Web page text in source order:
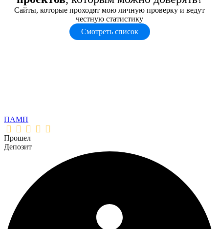
Сайты, которые проходят мою личную проверку и ведут
честную статистику
Смотреть список
ПАМП
Прошел
Депозит